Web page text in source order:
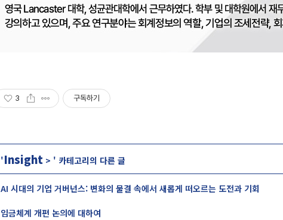
3 구독하기
'Insight > ' 카테고리의 다른 글
AI 시대의 기업 거버넌스: 변화의 물결 속에서 새롭게 떠오르는 도전과 기회
임금체계 개편 논의에 대하여